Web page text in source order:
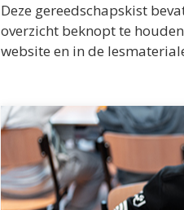
Deze gereedschapskist
overzicht beknopt te
website en in de